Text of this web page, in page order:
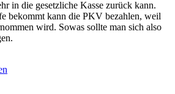
in die gesetzliche Kasse zurück kann.
bekommt kann die PKV bezahlen, weil
wird. Sowas sollte man sich also